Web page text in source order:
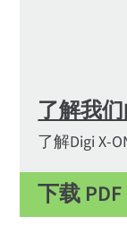
了解我
了解Digi X-
下载 PDF